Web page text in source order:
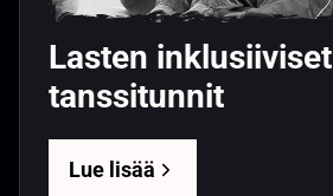
Lasten inklusiiviset
tanssitunnit
Lue lisää